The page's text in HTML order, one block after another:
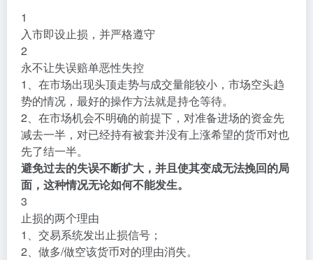
1
入市即设止损，并严格遵守
2
永不让失误赔单恶性失控
1、在市场出现头顶走势与成交量能较小，市场空头趋
势的情况，最好的操作方法就是持仓等待。
2、在市场机会不明确的前提下，对准备进场的资金先
减去一半，对已经持有被套并没有上涨希望的货币对也
先了结一半。
避免过去的失误不断扩大，并且使其变成无法挽回的局
面，这种情况无论如何不能发生。
3
止损的两个理由
1、交易系统发出止损信号；
2、做多/做空该货币对的理由消失。